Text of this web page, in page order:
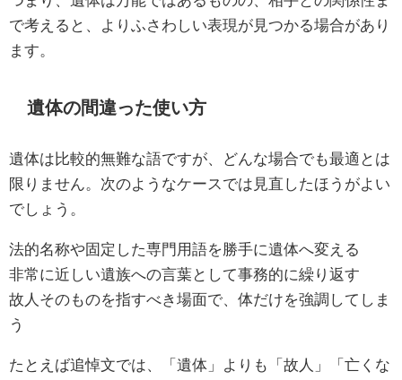
で考えると、よりふさわしい表現が見つかる場合があり
ます。
遺体の間違った使い方
遺体は比較的無難な語ですが、どんな場合でも最適とは
限りません。次のようなケースでは見直したほうがよい
でしょう。
法的名称や固定した専門用語を勝手に遺体へ変える
非常に近しい遺族への言葉として事務的に繰り返す
故人そのものを指すべき場面で、体だけを強調してしま
う
たとえば追悼文では、「遺体」よりも「故人」「亡くな